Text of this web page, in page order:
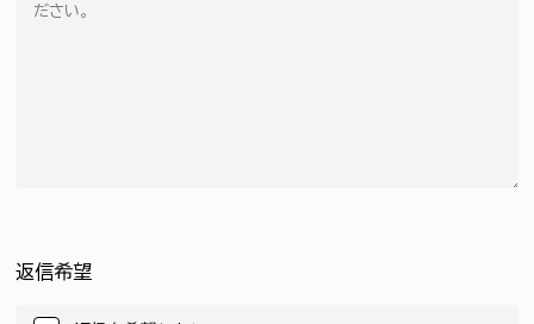
返信希望